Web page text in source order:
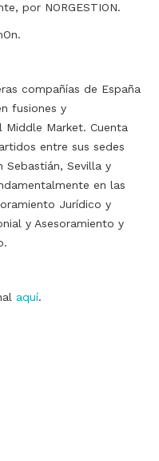
por NORGESTION.
compañías de España
fusiones y
Middle Market. Cuenta
entre sus sedes
Sebastián, Sevilla y
en las
Jurídico y
y Asesoramiento y
aquí.